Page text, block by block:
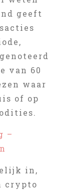
geeft
van 60
waar
of op
–
in,
crypto